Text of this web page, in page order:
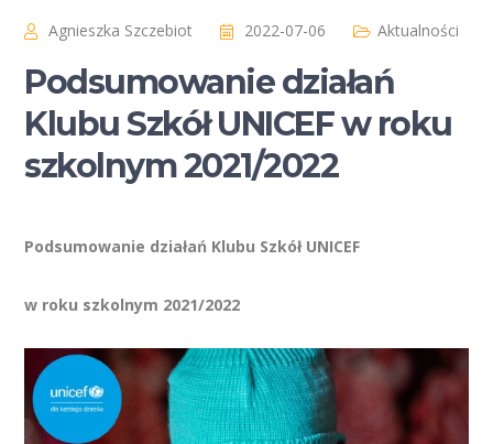
Agnieszka Szczebiot 2022-07-06 Aktualności
Podsumowanie działań
Klubu Szkół UNICEF w roku
szkolnym 2021/2022
Podsumowanie działań Klubu Szkół UNICEF
w roku szkolnym 2021/2022